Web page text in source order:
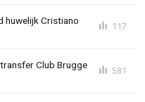
huwelijk Cristiano
117
Club Brugge
581